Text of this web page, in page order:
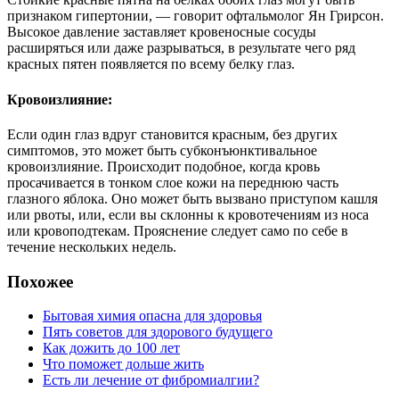
признаком гипертонии, — говорит офтальмолог Ян Грирсон.
Высокое давление заставляет кровеносные сосуды
расширяться или даже разрываться, в результате чего ряд
красных пятен появляется по всему белку глаз.
Кровоизлияние:
Если один глаз вдруг становится красным, без других
симптомов, это может быть субконъюнктивальное
кровоизлияние. Происходит подобное, когда кровь
просачивается в тонком слое кожи на переднюю часть
глазного яблока. Оно может быть вызвано приступом кашля
или рвоты, или, если вы склонны к кровотечениям из носа
или кровоподтекам. Прояснение следует само по себе в
течение нескольких недель.
Похожее
Бытовая химия опасна для здоровья
Пять советов для здорового будущего
Как дожить до 100 лет
Что поможет дольше жить
Есть ли лечение от фибромиалгии?